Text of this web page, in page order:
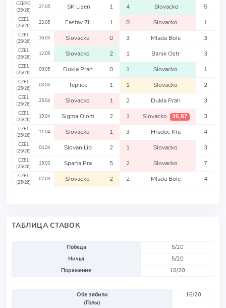
CZEPO
(25/26)
27.05 SK Lisen 1 4 Slovacko 5
CZE1
(25/26)
23.05 Fastav Zli 1 0 Slovacko 1
CZE1
(25/26)
16.05 Slovacko 0 3 Mlada Bole 3
CZE1
(25/26)
12.05 Slovacko 2 1 Banik Ostr 3
CZE1
(25/26)
09.05 Dukla Prah 0 1 Slovacko 1
CZE1
(25/26)
03.05 Teplice 1 1 Slovacko 2
CZE1
(25/26)
25.04 Slovacko 1 2 Dukla Prah 3
CZE1
(25/26)
19.04 Sigma Olom 2 1 Slovacko 36,87 3
CZE1
(25/26)
11.04 Slovacko 1 3 Hradec Kra 4
CZE1
(25/26)
04.04 Slovan Lib 2 1 Slovacko 3
CZE1
(25/26)
15.03 Sparta Pra 5 2 Slovacko 7
CZE1
(25/26)
07.03 Slovacko 2 2 Mlada Bole 4
ТАБЛИЦА СТАВОК
Победа
5/20
Ничья
5/20
Поражение
10/20
Обе забили
(Голы)
16/20